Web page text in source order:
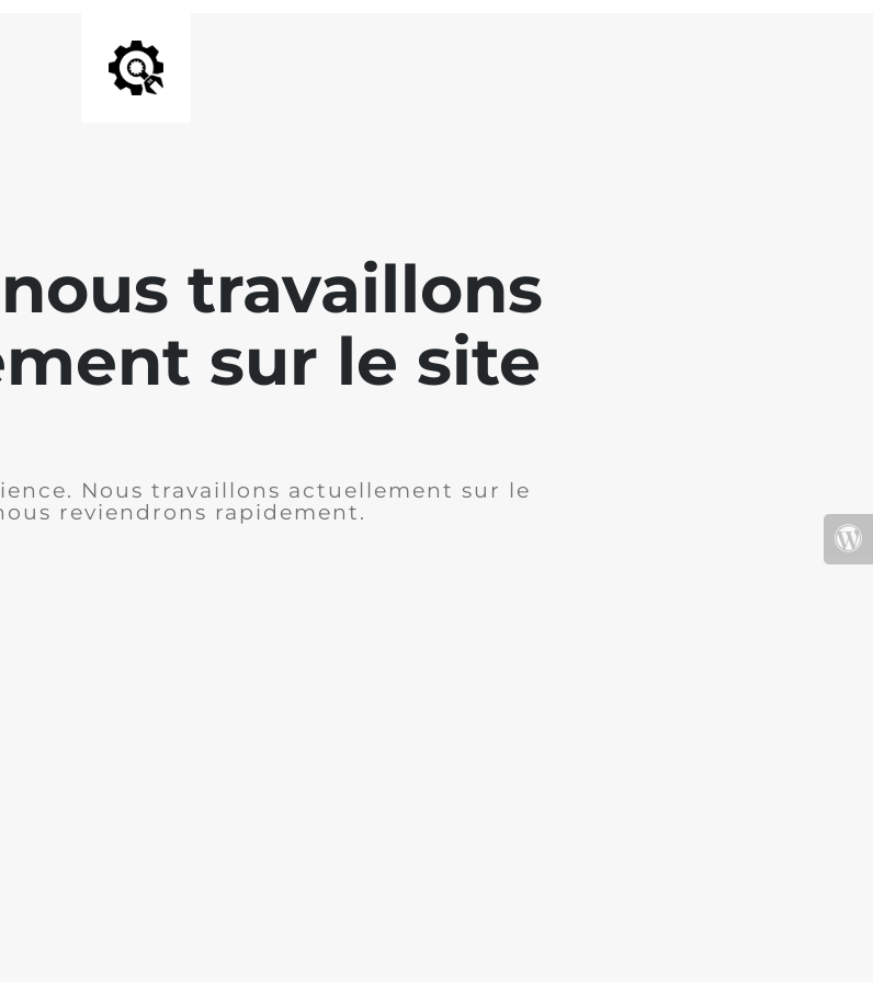
travaillons
sur le site
Nous travaillons actuellement sur le
reviendrons rapidement.